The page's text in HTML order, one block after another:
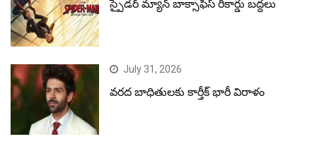
స్పైడర్ మ్యాన్ బాక్సాఫీస్ రికార్డు బద్దలు
July 31, 2026
వరద బాధితులకు కార్తీక్ భారీ విరాళం